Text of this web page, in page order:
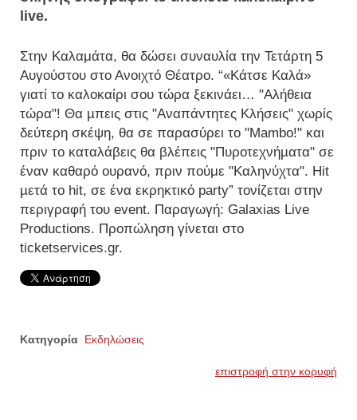
live.
Στην Καλαμάτα, θα δώσει συναυλία την Τετάρτη 5
Αυγούστου στο Ανοιχτό Θέατρο. “«Κάτσε Καλά»
γιατί το καλοκαίρι σου τώρα ξεκινάει… "Αλήθεια
τώρα"! Θα µπεις στις "Αναπάντητες Κλήσεις" χωρίς
δεύτερη σκέψη, θα σε παρασύρει το "Mambo!" και
πριν το καταλάβεις θα βλέπεις "Πυροτεχνήµατα" σε
έναν καθαρό ουρανό, πριν πούμε "Καληνύχτα". Hit
µετά το hit, σε ένα εκρηκτικό party” τονίζεται στην
περιγραφή του event. Παραγωγή: Galaxias Live
Productions. Προπώληση γίνεται στο
ticketservices.gr.
Κατηγορία Εκδηλώσεις
επιστροφή στην κορυφή